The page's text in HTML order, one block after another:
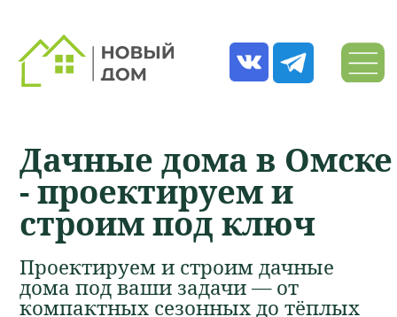
строим под ключ
Проектируем и строим дачные
дома под ваши задачи — от
компактных сезонных до тёплых
домов для круглогодичного
проживания.